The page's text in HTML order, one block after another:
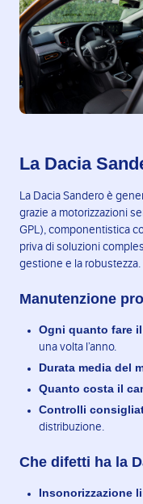
La Dacia
La Dacia Sandero è
grazie a motorizzazioni
GPL), componentistica
priva di soluzioni
gestione e la robustezza.
Manutenzione
Ogni quanto fare
una volta l’anno.
Durata media del
Quanto costa il
Controlli
distribuzione.
Che difetti ha la
Insonorizzazione